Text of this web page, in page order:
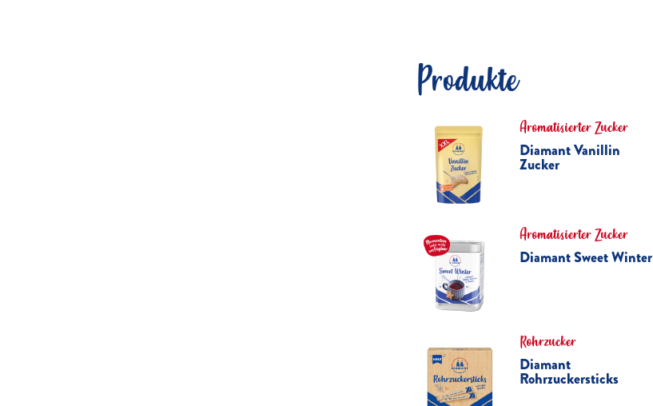
Produkte
Aromatisierter Zucker
Diamant Vanillin
Zucker
Aromatisierter Zucker
Diamant Sweet Winter
Rohrzucker
Diamant
Rohrzuckersticks